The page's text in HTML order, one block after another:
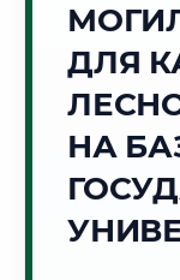
🌅 Восход:
ДЛЯ
НА